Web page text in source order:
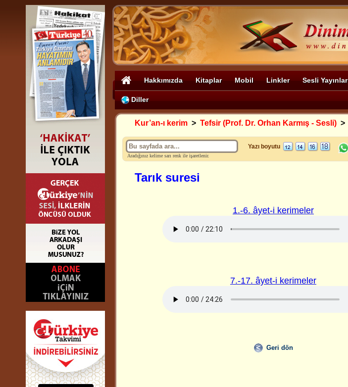
Hakkımızda Kitaplar Mobil Linkler Sesli Yayınlar
Diller
Kur’an-ı kerim > Tefsir (Prof. Dr. Orhan Karmış - Sesli) >
Aradığınız kelime sarı renk ile işaretlenir.
Yazı boyutu
Tarık suresi
1.-6. âyet-i kerimeler
7.-17. âyet-i kerimeler
Geri dön